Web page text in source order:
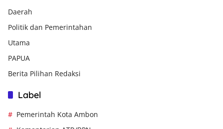
Daerah
Politik dan Pemerintahan
Utama
PAPUA
Berita Pilihan Redaksi
Label
Pemerintah Kota Ambon